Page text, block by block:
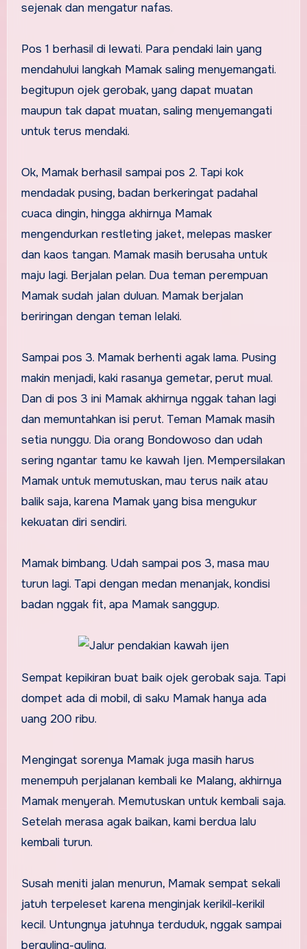
sejenak dan mengatur nafas.
Pos 1 berhasil di lewati. Para pendaki lain yang
mendahului langkah Mamak saling menyemangati.
begitupun ojek gerobak, yang dapat muatan
maupun tak dapat muatan, saling menyemangati
untuk terus mendaki.
Ok, Mamak berhasil sampai pos 2. Tapi kok
mendadak pusing, badan berkeringat padahal
cuaca dingin, hingga akhirnya Mamak
mengendurkan restleting jaket, melepas masker
dan kaos tangan. Mamak masih berusaha untuk
maju lagi. Berjalan pelan. Dua teman perempuan
Mamak sudah jalan duluan. Mamak berjalan
beriringan dengan teman lelaki.
Sampai pos 3. Mamak berhenti agak lama. Pusing
makin menjadi, kaki rasanya gemetar, perut mual.
Dan di pos 3 ini Mamak akhirnya nggak tahan lagi
dan memuntahkan isi perut. Teman Mamak masih
setia nunggu. Dia orang Bondowoso dan udah
sering ngantar tamu ke kawah Ijen. Mempersilakan
Mamak untuk memutuskan, mau terus naik atau
balik saja, karena Mamak yang bisa mengukur
kekuatan diri sendiri.
Mamak bimbang. Udah sampai pos 3, masa mau
turun lagi. Tapi dengan medan menanjak, kondisi
badan nggak fit, apa Mamak sanggup.
Sempat kepikiran buat baik ojek gerobak saja. Tapi
dompet ada di mobil, di saku Mamak hanya ada
uang 200 ribu.
Mengingat sorenya Mamak juga masih harus
menempuh perjalanan kembali ke Malang, akhirnya
Mamak menyerah. Memutuskan untuk kembali saja.
Setelah merasa agak baikan, kami berdua lalu
kembali turun.
Susah meniti jalan menurun, Mamak sempat sekali
jatuh terpeleset karena menginjak kerikil-kerikil
kecil. Untungnya jatuhnya terduduk, nggak sampai
berguling-guling.